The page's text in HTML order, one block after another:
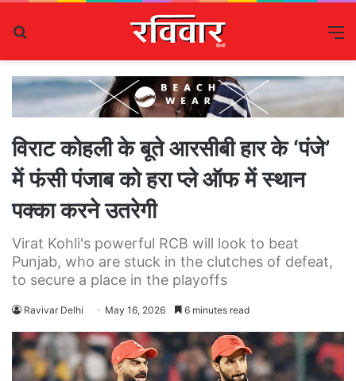
विराट कोहली के बूते आरसीबी हार के ‘पंजे’
में फंसी पंजाब को हरा प्ले ऑफ में स्थान
पक्का करने उतरेगी
Virat Kohli's powerful RCB will look to beat
Punjab, who are stuck in the clutches of defeat,
to secure a place in the playoffs
Ravivar Delhi May 16, 2026 6 minutes read